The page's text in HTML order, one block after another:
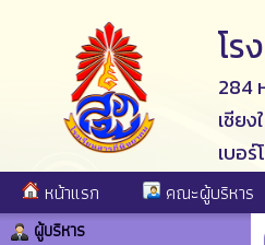
โร
284
เชีย
เบอ
หน้าแรก คณะผู้บริหาร
ผู้บริหาร